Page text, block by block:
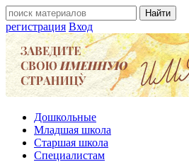
регистрация Вход
Дошкольные
Младшая школа
Старшая школа
Специалистам